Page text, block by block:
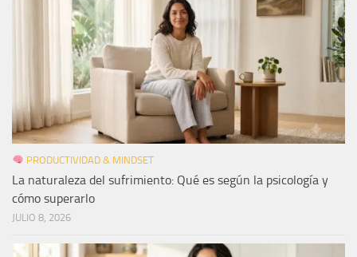
PRODUCTIVIDAD & MINDSET
La naturaleza del sufrimiento: Qué es según la psicología y
cómo superarlo
JULIO 8, 2026